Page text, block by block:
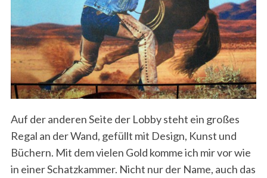
Auf der anderen Seite der Lobby steht ein großes
Regal an der Wand, gefüllt mit Design, Kunst und
Büchern. Mit dem vielen Gold komme ich mir vor wie
in einer Schatzkammer. Nicht nur der Name, auch das